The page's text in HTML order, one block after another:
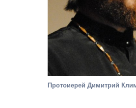
Протоиерей Димитрий